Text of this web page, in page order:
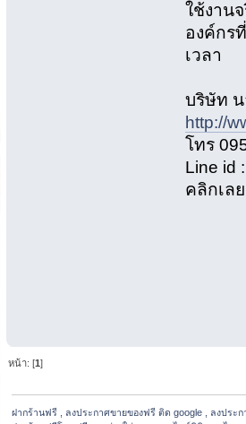
ใช้งาน
องค์กร
เวลา
บริษัท
http://
โทร
Line id
คลิกเล
หน้า: [1]
ฝากร้านฟรี , ลงประกาศขายของฟรี ติด google , ลงประ